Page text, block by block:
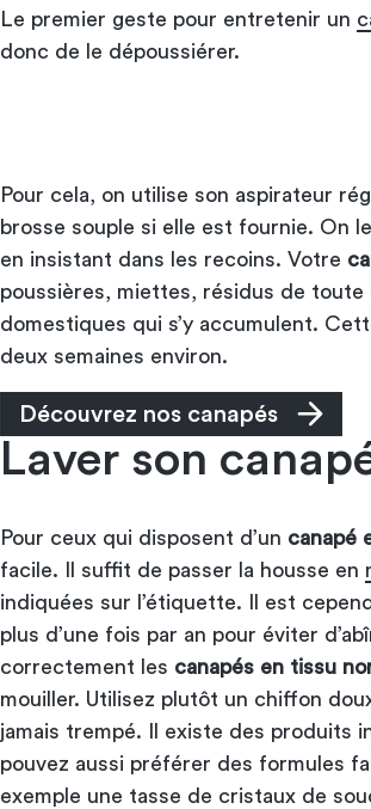
Le premier geste pour entretenir un
donc de le dépoussiérer.
Pour cela, on utilise son aspirateur
brosse souple si elle est fournie. On
en insistant dans les recoins. Votre
poussières, miettes, résidus de toute
domestiques qui s’y accumulent.
deux semaines environ.
Découvrez nos canapés
Laver son
Pour ceux qui disposent d’un canapé
facile. Il suffit de passer la housse en
indiquées sur l’étiquette. Il est
plus d’une fois par an pour éviter
correctement les canapés en tissu
mouiller. Utilisez plutôt un chiffon
jamais trempé. Il existe des produits
pouvez aussi préférer des formules
exemple une tasse de cristaux de